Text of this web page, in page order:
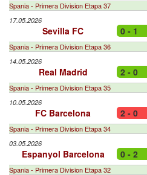
Spania - Primera Division Etapa 37
17.05.2026
Sevilla FC 0 - 1
Spania - Primera Division Etapa 36
14.05.2026
Real Madrid 2 - 0
Spania - Primera Division Etapa 35
10.05.2026
FC Barcelona 2 - 0
Spania - Primera Division Etapa 34
03.05.2026
Espanyol Barcelona 0 - 2
Spania - Primera Division Etapa 32